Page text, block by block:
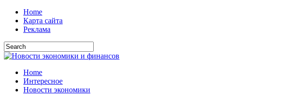
Home
Карта сайта
Реклама
Home
Интересное
Новости экономики